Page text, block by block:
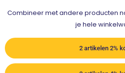
Combineer met andere producten
je hele
2 artikelen 2%